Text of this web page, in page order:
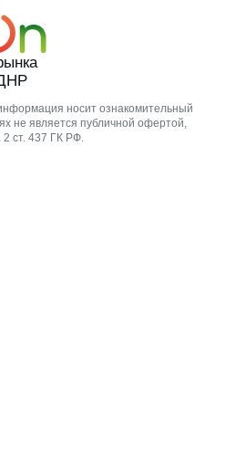
носит ознакомительный
не является публичной офертой,
ст. 437 ГК РФ.